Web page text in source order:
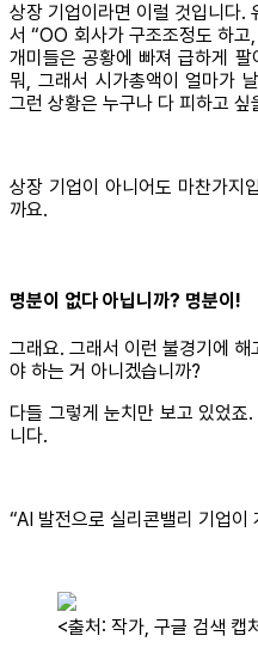
상장 기업이라면 이럴 것입니다.
서 “OO 회사가 구조조정도 하
개미들은 공황에 빠져 급하게
뭐, 그래서 시가총액이 얼마가
그런 상황은 누구나 다 피하고 싶
상장 기업이 아니어도 마찬가지
까요.
명분이 없다 아닙니까? 명분이!
그래요. 그래서 이런 불경기에
야 하는 거 아니겠습니까?
다들 그렇게 눈치만 보고 있었
니다.
“AI 발전으로 실리콘밸리 기업이
<출처: 작가, 구글 검색 캡